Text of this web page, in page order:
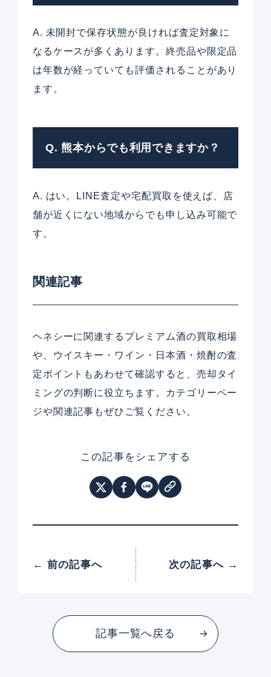
A. 未開封で保存状態が良ければ査定対象に
なるケースが多くあります。終売品や限定品
は年数が経っていても評価されることがあり
ます。
Q. 熊本からでも利用できますか？
A. はい。LINE査定や宅配買取を使えば、店
舗が近くにない地域からでも申し込み可能で
す。
関連記事
ヘネシーに関連するプレミアム酒の買取相場
や、ウイスキー・ワイン・日本酒・焼酎の査
定ポイントもあわせて確認すると、売却タイ
ミングの判断に役立ちます。カテゴリーペー
ジや関連記事もぜひご覧ください。
この記事をシェアする
← 前の記事へ 次の記事へ →
記事一覧へ戻る